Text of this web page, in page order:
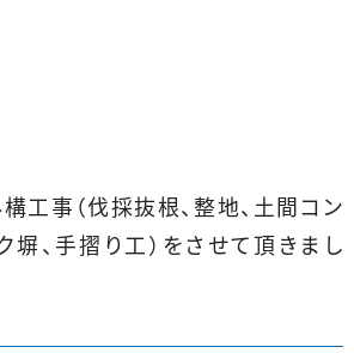
工事（伐採抜根、整地、土間コン
塀、手摺り工）をさせて頂きまし